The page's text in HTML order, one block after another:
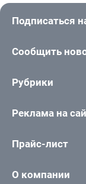
Подписаться
Сообщить
Рубрики
Реклама на
Прайс-лист
О компании